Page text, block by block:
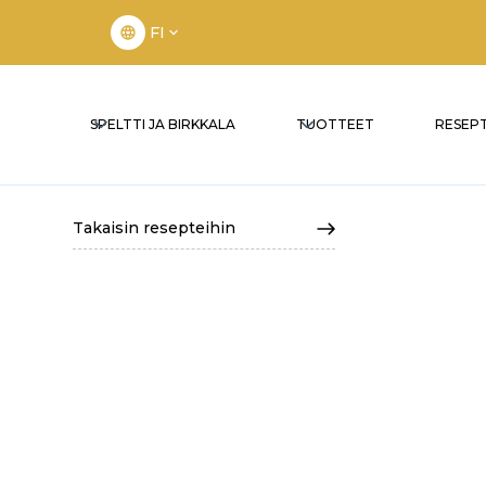
FI
SPELTTI JA BIRKKALA TUOTTEET
Takaisin resepteihin